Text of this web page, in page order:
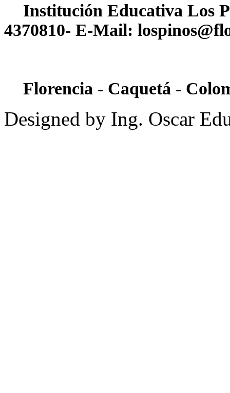
Institución Educativa Los
4370810- E-Mail:
Florencia - Caquetá -
Designed by Ing. Oscar